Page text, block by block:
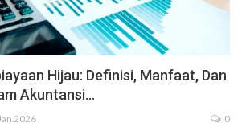
Hijau: Definisi, Manfaat, Dan
Akuntansi…
2026 0